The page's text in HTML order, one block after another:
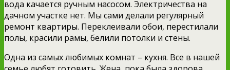
вода качается ручным насосом. Электричества на
дачном участке нет. Мы сами делали регулярный
ремонт квартиры. Переклеивали обои, перестилали
полы, красили рамы, белили потолки и стены.
Одна из самых любимых комнат – кухня. Все в нашей